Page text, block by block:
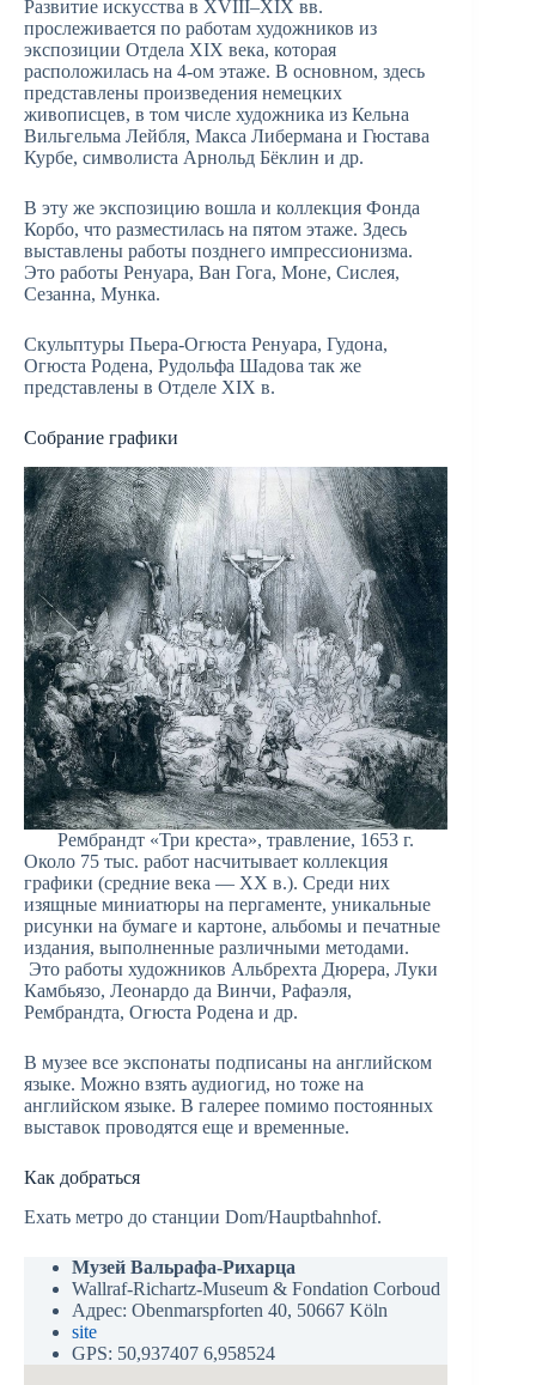
Развитие искусства в XVIII–XIX вв.
прослеживается по работам художников из
экспозиции Отдела XIX века, которая
расположилась на 4-ом этаже. В основном, здесь
представлены произведения немецких
живописцев, в том числе художника из Кельна
Вильгельма Лейбля, Макса Либермана и Гюстава
Курбе, символиста Арнольд Бёклин и др.
В эту же экспозицию вошла и коллекция Фонда
Корбо, что разместилась на пятом этаже. Здесь
выставлены работы позднего импрессионизма.
Это работы Ренуара, Ван Гога, Моне, Сислея,
Сезанна, Мунка.
Скульптуры Пьера-Огюста Ренуара, Гудона,
Огюста Родена, Рудольфа Шадова так же
представлены в Отделе XIX в.
Собрание графики
Рембрандт «Три креста», травление, 1653 г.
Около 75 тыс. работ насчитывает коллекция
графики (средние века — ХХ в.). Среди них
изящные миниатюры на пергаменте, уникальные
рисунки на бумаге и картоне, альбомы и печатные
издания, выполненные различными методами.
Это работы художников Альбрехта Дюрера, Луки
Камбьязо, Леонардо да Винчи, Рафаэля,
Рембрандта, Огюста Родена и др.
В музее все экспонаты подписаны на английском
языке. Можно взять аудиогид, но тоже на
английском языке. В галерее помимо постоянных
выставок проводятся еще и временные.
Как добраться
Ехать метро до станции Dom/Hauptbahnhof.
Музей Вальрафа-Рихарца
Wallraf-Richartz-Museum & Fondation Corboud
Адрес: Obenmarspforten 40, 50667 Köln
site
GPS: 50,937407 6,958524